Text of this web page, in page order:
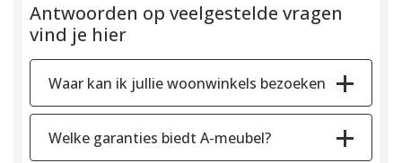
Antwoorden op veelgestelde vragen
vind je hier
Waar kan ik jullie woonwinkels bezoeken
Welke garanties biedt A-meubel?